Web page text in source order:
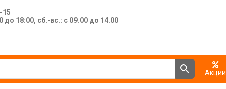
15
до 18:00, сб.-вс.: с 09.00 до 14.00
Акции